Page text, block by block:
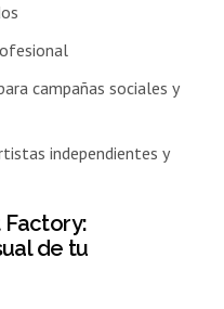
campañas sociales y
independientes y
Factory:
de tu